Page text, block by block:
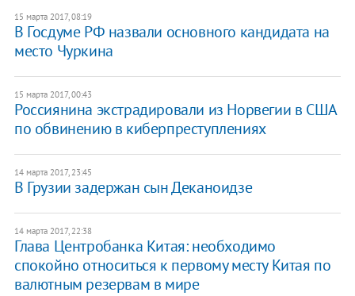
15 марта 2017, 08:19
В Госдуме РФ назвали основного кандидата на
место Чуркина
15 марта 2017, 00:43
Россиянина экстрадировали из Норвегии в США
по обвинению в киберпреступлениях
14 марта 2017, 23:45
В Грузии задержан сын Деканоидзе
14 марта 2017, 22:38
Глава Центробанка Китая: необходимо
спокойно относиться к первому месту Китая по
валютным резервам в мире